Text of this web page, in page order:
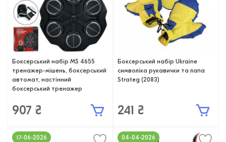
Боксерський набір MS 4655
тренажер-мішень, боксерський
автомат, настінний
боксерський тренажер
907 ₴
Боксерський набір Ukraine
символіка рукавички та лапа
Strateg (2083)
241 ₴
17-06-2026 04-04-2026